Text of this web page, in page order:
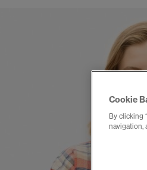
Cookie
By clicking
navigation,